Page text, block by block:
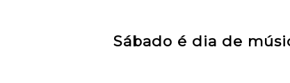
Sábado é dia de